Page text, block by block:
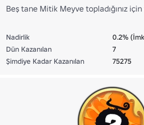
Beş tane Mitik Meyve topladığınız
Nadirlik
0.2%
Dün Kazanılan
7
Şimdiye Kadar Kazanılan
75275